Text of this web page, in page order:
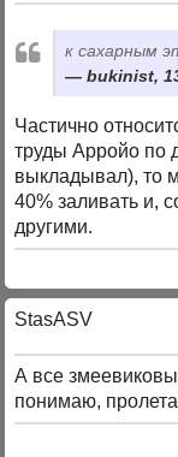
к сахарным
bukinist,
Частично
труды Арройо по
выкладывал), то
40% заливать и,
другими.
StasASV
А все
понимаю,